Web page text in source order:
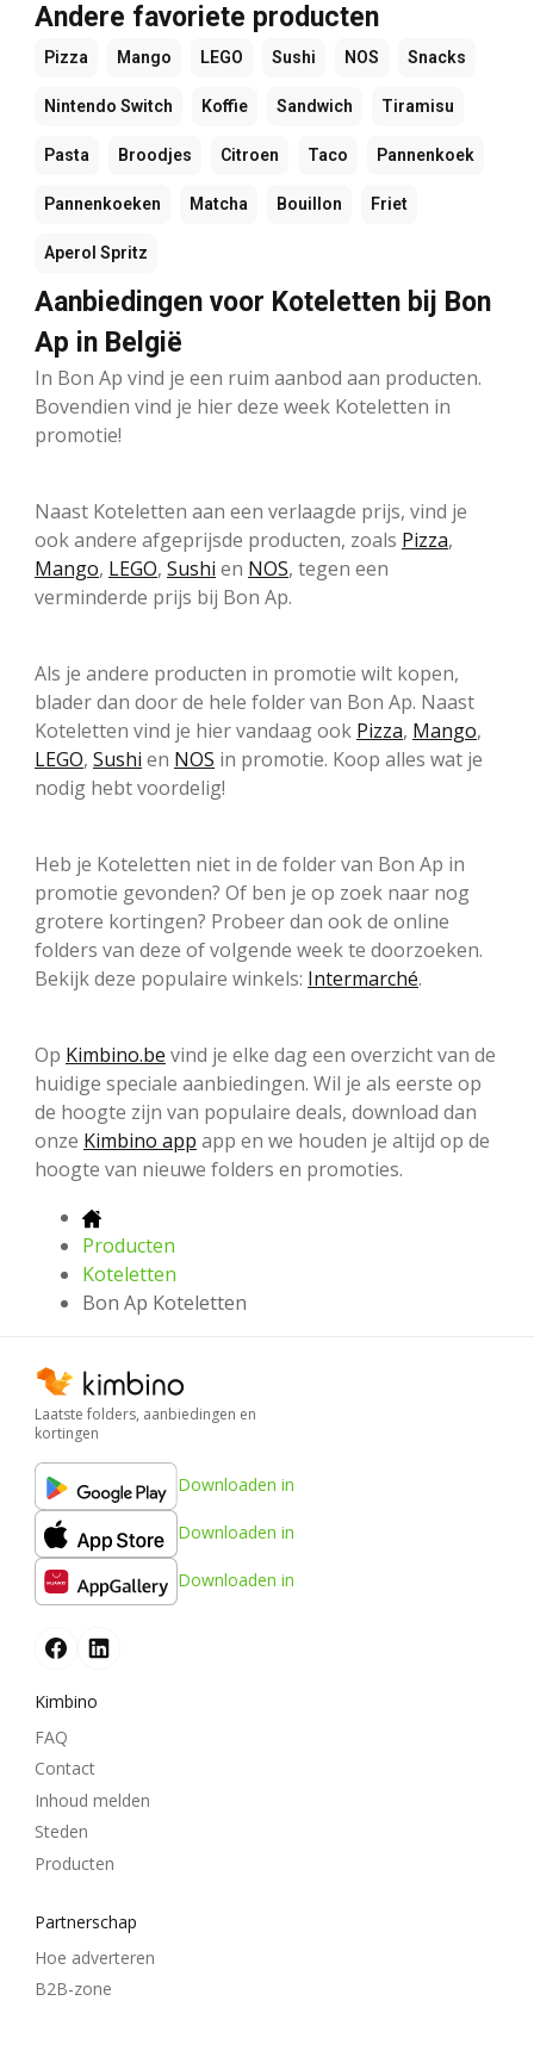
Andere favoriete producten
Pizza Mango LEGO Sushi NOS Snacks
Nintendo Switch Koffie Sandwich Tiramisu
Pasta Broodjes Citroen Taco Pannenkoek
Pannenkoeken Matcha Bouillon Friet
Aperol Spritz
Aanbiedingen voor Koteletten bij Bon
Ap in België
In Bon Ap vind je een ruim aanbod aan producten.
Bovendien vind je hier deze week Koteletten in
promotie!
Naast Koteletten aan een verlaagde prijs, vind je
ook andere afgeprijsde producten, zoals Pizza,
Mango, LEGO, Sushi en NOS, tegen een
verminderde prijs bij Bon Ap.
Als je andere producten in promotie wilt kopen,
blader dan door de hele folder van Bon Ap. Naast
Koteletten vind je hier vandaag ook Pizza, Mango,
LEGO, Sushi en NOS in promotie. Koop alles wat je
nodig hebt voordelig!
Heb je Koteletten niet in de folder van Bon Ap in
promotie gevonden? Of ben je op zoek naar nog
grotere kortingen? Probeer dan ook de online
folders van deze of volgende week te doorzoeken.
Bekijk deze populaire winkels: Intermarché.
Op Kimbino.be vind je elke dag een overzicht van de
huidige speciale aanbiedingen. Wil je als eerste op
de hoogte zijn van populaire deals, download dan
onze Kimbino app app en we houden je altijd op de
hoogte van nieuwe folders en promoties.
Producten
Koteletten
Bon Ap Koteletten
Laatste folders, aanbiedingen en
kortingen
Downloaden in
Downloaden in
Downloaden in
Kimbino
FAQ
Contact
Inhoud melden
Steden
Producten
Partnerschap
Hoe adverteren
B2B-zone